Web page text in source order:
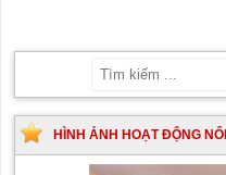
HÌNH ẢNH HOẠT ĐỘNG